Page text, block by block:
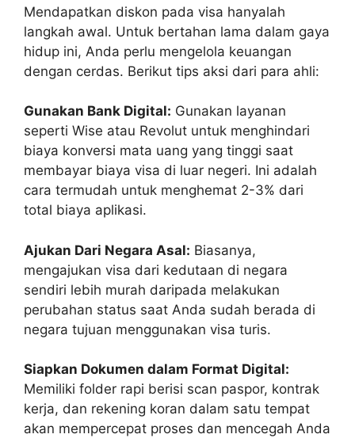
Mendapatkan diskon pada visa hanyalah
langkah awal. Untuk bertahan lama dalam gaya
hidup ini, Anda perlu mengelola keuangan
dengan cerdas. Berikut tips aksi dari para ahli:
Gunakan Bank Digital: Gunakan layanan
seperti Wise atau Revolut untuk menghindari
biaya konversi mata uang yang tinggi saat
membayar biaya visa di luar negeri. Ini adalah
cara termudah untuk menghemat 2-3% dari
total biaya aplikasi.
Ajukan Dari Negara Asal: Biasanya,
mengajukan visa dari kedutaan di negara
sendiri lebih murah daripada melakukan
perubahan status saat Anda sudah berada di
negara tujuan menggunakan visa turis.
Siapkan Dokumen dalam Format Digital:
Memiliki folder rapi berisi scan paspor, kontrak
kerja, dan rekening koran dalam satu tempat
akan mempercepat proses dan mencegah Anda